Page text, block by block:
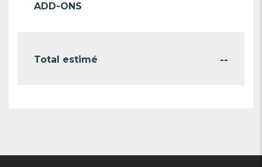
ADD-ONS
Total estimé --